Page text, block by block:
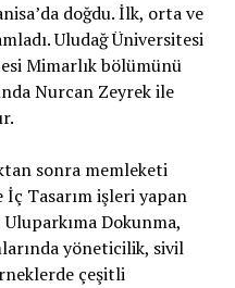
doğdu. İlk, orta ve
Uludağ Üniversitesi
Mimarlık bölümünü
Nurcan Zeyrek ile
sonra memleketi
İç Tasarım işleri yapan
Dokunma,
yöneticilik, sivil
çeşitli